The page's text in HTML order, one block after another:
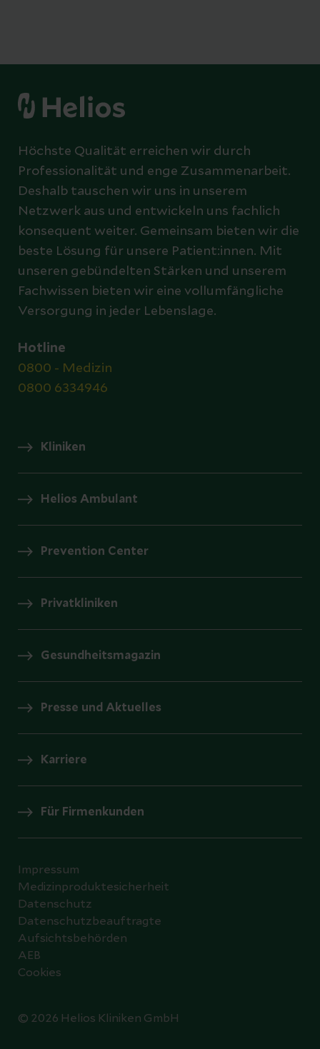
Höchste Qualität erreichen wir durch
Professionalität und enge Zusammenarbeit.
Deshalb tauschen wir uns in unserem
Netzwerk aus und entwickeln uns fachlich
konsequent weiter. Gemeinsam bieten wir die
beste Lösung für unsere Patient:innen. Mit
unseren gebündelten Stärken und unserem
Fachwissen bieten wir eine vollumfängliche
Versorgung in jeder Lebenslage.
Hotline
0800 - Medizin
0800 6334946
Kliniken
Helios Ambulant
Prevention Center
Privatkliniken
Gesundheitsmagazin
Presse und Aktuelles
Karriere
Für Firmenkunden
© 2026 Helios Kliniken GmbH
Impressum
Medizinproduktesicherheit
Datenschutz
Datenschutzbeauftragte
Aufsichtsbehörden
AEB
Cookies